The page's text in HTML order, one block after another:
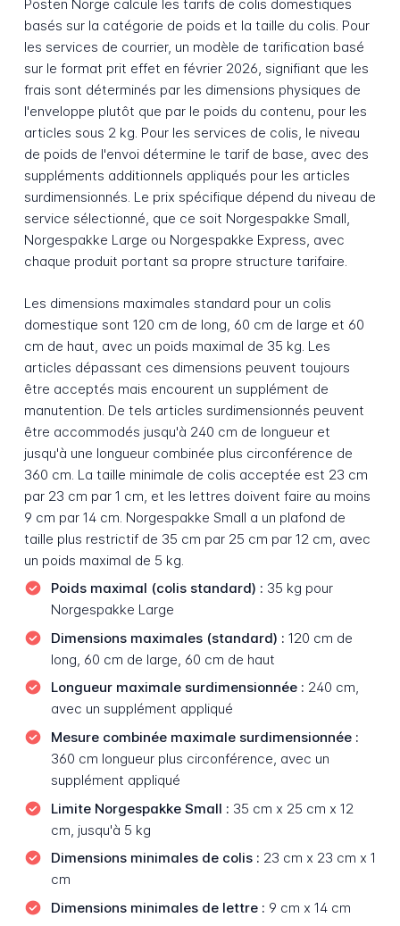
Posten Norge calcule les tarifs de colis domestiques
basés sur la catégorie de poids et la taille du colis. Pour
les services de courrier, un modèle de tarification basé
sur le format prit effet en février 2026, signifiant que les
frais sont déterminés par les dimensions physiques de
l'enveloppe plutôt que par le poids du contenu, pour les
articles sous 2 kg. Pour les services de colis, le niveau
de poids de l'envoi détermine le tarif de base, avec des
suppléments additionnels appliqués pour les articles
surdimensionnés. Le prix spécifique dépend du niveau de
service sélectionné, que ce soit Norgespakke Small,
Norgespakke Large ou Norgespakke Express, avec
chaque produit portant sa propre structure tarifaire.
Les dimensions maximales standard pour un colis
domestique sont 120 cm de long, 60 cm de large et 60
cm de haut, avec un poids maximal de 35 kg. Les
articles dépassant ces dimensions peuvent toujours
être acceptés mais encourent un supplément de
manutention. De tels articles surdimensionnés peuvent
être accommodés jusqu'à 240 cm de longueur et
jusqu'à une longueur combinée plus circonférence de
360 cm. La taille minimale de colis acceptée est 23 cm
par 23 cm par 1 cm, et les lettres doivent faire au moins
9 cm par 14 cm. Norgespakke Small a un plafond de
taille plus restrictif de 35 cm par 25 cm par 12 cm, avec
un poids maximal de 5 kg.
Poids maximal (colis standard) : 35 kg pour
Norgespakke Large
Dimensions maximales (standard) : 120 cm de
long, 60 cm de large, 60 cm de haut
Longueur maximale surdimensionnée : 240 cm,
avec un supplément appliqué
Mesure combinée maximale surdimensionnée :
360 cm longueur plus circonférence, avec un
supplément appliqué
Limite Norgespakke Small : 35 cm x 25 cm x 12
cm, jusqu'à 5 kg
Dimensions minimales de colis : 23 cm x 23 cm x 1
cm
Dimensions minimales de lettre : 9 cm x 14 cm